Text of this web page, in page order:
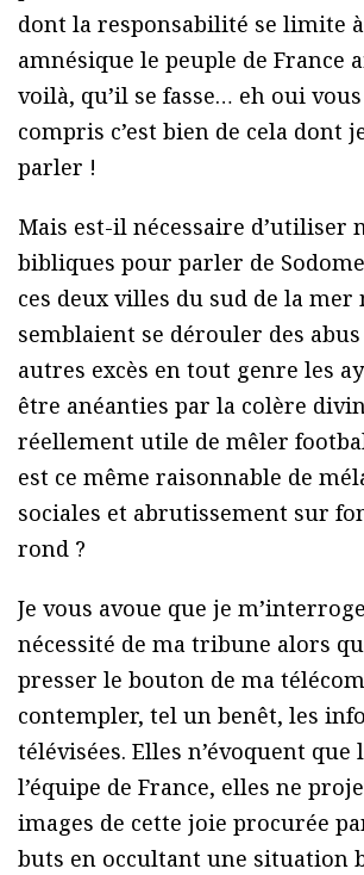
dont la responsabilité se limite
amnésique le peuple de France
voilà, qu’il se fasse… eh oui vous
compris c’est bien de cela dont
parler !
Mais est-il nécessaire d’utiliser
bibliques pour parler de
ces deux villes du sud de la
semblaient se dérouler des
autres excès en tout genre les
être anéanties par la colère
réellement utile de mêler
est ce même raisonnable de
sociales et abrutissement sur
rond ?
Je vous avoue que je
nécessité de ma tribune alors
presser le bouton de ma
contempler, tel un benêt, les
télévisées. Elles n’évoquent
l’équipe de France, elles ne
images de cette joie procurée
buts en occultant une situation